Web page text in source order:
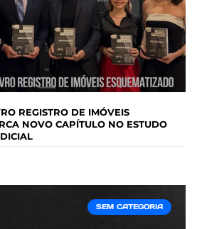
REGISTRO DE IMÓVEIS
NOVO CAPÍTULO NO ESTUDO
SEM CATEGORIA